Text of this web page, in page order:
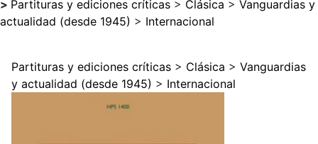
> Partituras y ediciones críticas > Clásica > Vanguardias y
actualidad (desde 1945) > Internacional
Partituras y ediciones críticas > Clásica > Vanguardias
y actualidad (desde 1945) > Internacional